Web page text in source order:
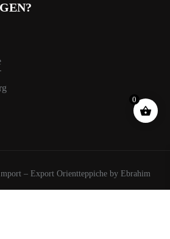
– Export Orientteppiche by Ebrahim
0